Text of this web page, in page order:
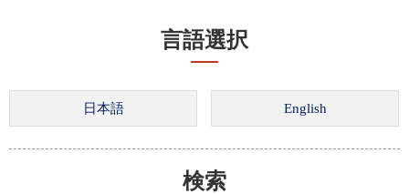
言語選択
検索